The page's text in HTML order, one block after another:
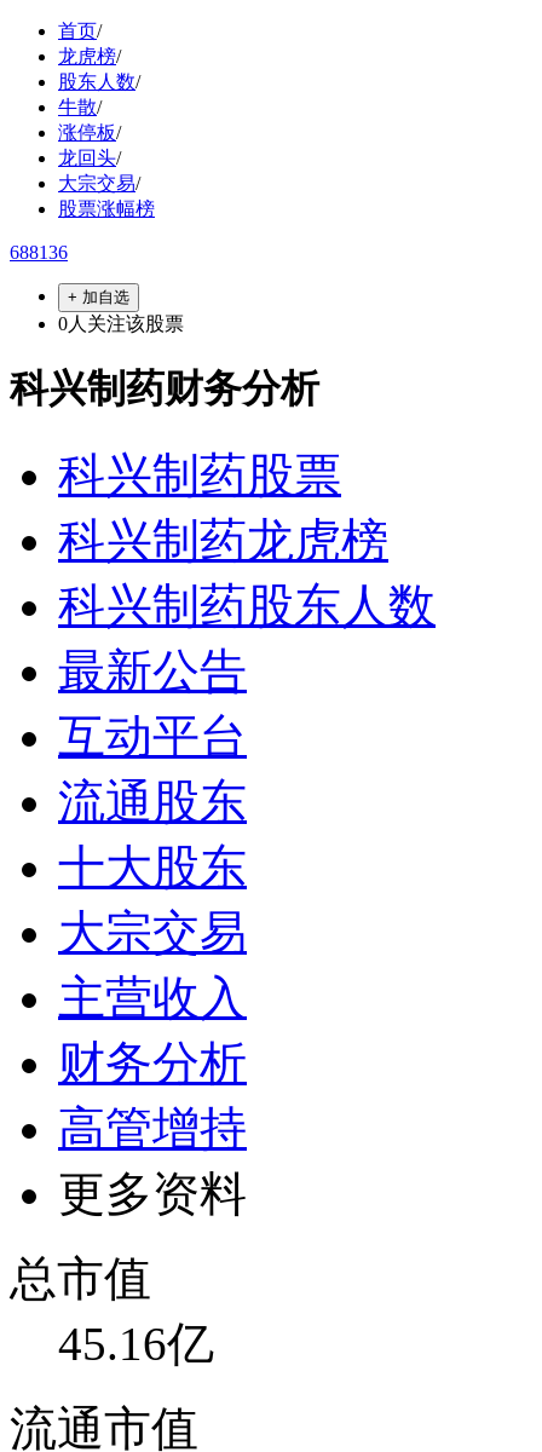
首页/
龙虎榜/
股东人数/
牛散/
涨停板/
龙回头/
大宗交易/
股票涨幅榜
688136
+ 加自选
0人关注该股票
科兴制药财务分析
科兴制药股票
科兴制药龙虎榜
科兴制药股东人数
最新公告
互动平台
流通股东
十大股东
大宗交易
主营收入
财务分析
高管增持
更多资料
总市值
45.16亿
流通市值